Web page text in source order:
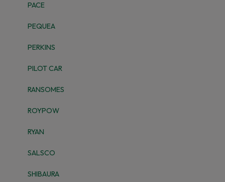
PACE
PEQUEA
PERKINS
PILOT CAR
RANSOMES
ROYPOW
RYAN
SALSCO
SHIBAURA